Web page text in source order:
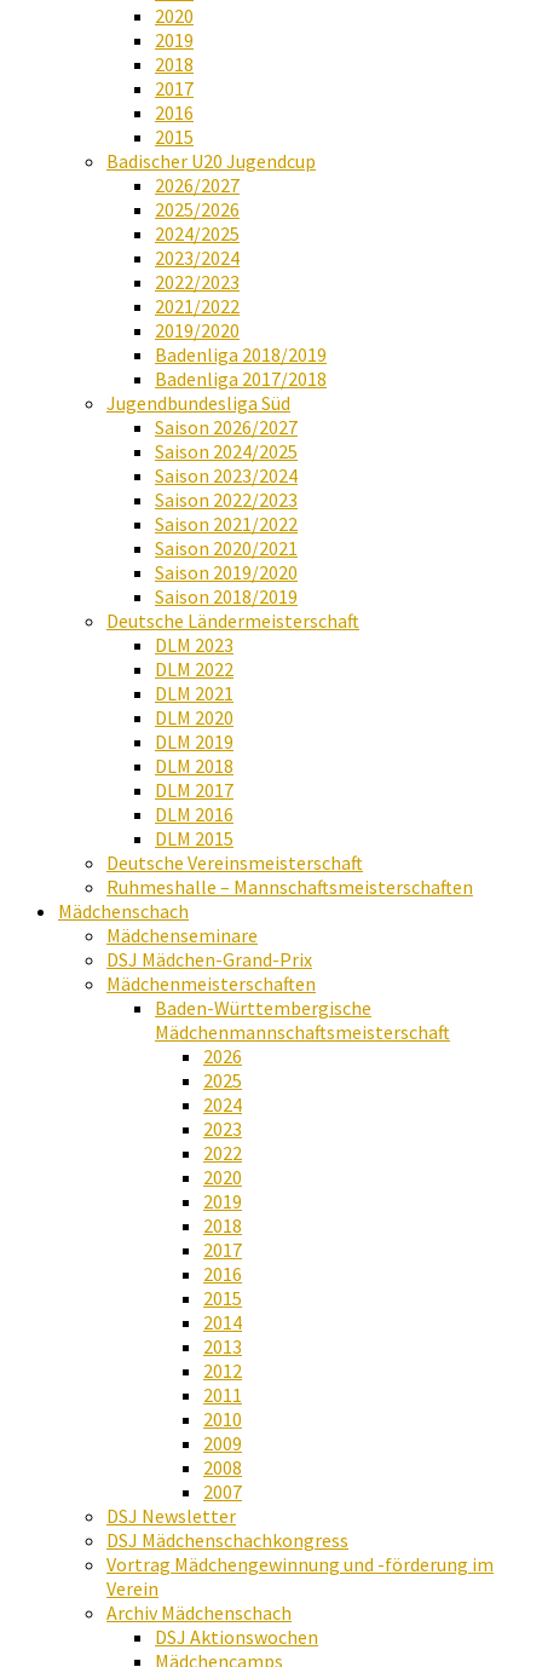
2020
2019
2018
2017
2016
2015
Badischer U20 Jugendcup
2026/2027
2025/2026
2024/2025
2023/2024
2022/2023
2021/2022
2019/2020
Badenliga 2018/2019
Badenliga 2017/2018
Jugendbundesliga Süd
Saison 2026/2027
Saison 2024/2025
Saison 2023/2024
Saison 2022/2023
Saison 2021/2022
Saison 2020/2021
Saison 2019/2020
Saison 2018/2019
Deutsche Ländermeisterschaft
DLM 2023
DLM 2022
DLM 2021
DLM 2020
DLM 2019
DLM 2018
DLM 2017
DLM 2016
DLM 2015
Deutsche Vereinsmeisterschaft
Ruhmeshalle – Mannschaftsmeisterschaften
Mädchenschach
Mädchenseminare
DSJ Mädchen-Grand-Prix
Mädchenmeisterschaften
Baden-Württembergische
Mädchenmannschaftsmeisterschaft
2026
2025
2024
2023
2022
2020
2019
2018
2017
2016
2015
2014
2013
2012
2011
2010
2009
2008
2007
DSJ Newsletter
DSJ Mädchenschachkongress
Vortrag Mädchengewinnung und -förderung im
Verein
Archiv Mädchenschach
DSJ Aktionswochen
Mädchencamps